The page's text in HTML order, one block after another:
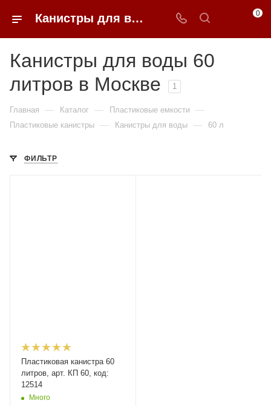
Канистры для воды 60 литров недорого в Москве | 0FFER 0
Канистры для воды 60
литров в Москве
1
Главная — Каталог — Пластиковые емкости —
Пластиковые канистры — Канистры для воды — 60 л
ФИЛЬТР
Пластиковая канистра 60
литров, арт. КП 60, код:
12514
Много